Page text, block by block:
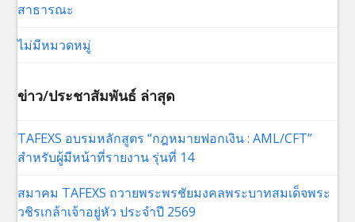
สาธารณะ
ไม่มีหมวดหมู่
ข่าว/ประชาสัมพันธ์ ล่าสุด
TAFEXS อบรมหลักสูตร “กฎหมายฟอกเงิน : AML/CFT”
สำหรับผู้มีหน้าที่รายงาน รุ่นที่ 14
สมาคม TAFEXS ถวายพระพรชัยมงคลพระบาทสมเด็จพระ
วชิรเกล้าเจ้าอยู่หัว ประจำปี 2569